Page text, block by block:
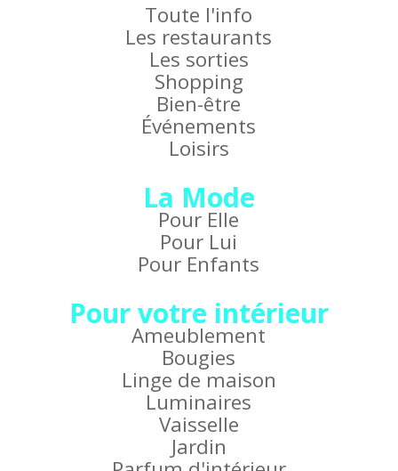
Toute l'info
Les restaurants
Les sorties
Shopping
Bien-être
Événements
Loisirs
La Mode
Pour Elle
Pour Lui
Pour Enfants
Pour votre intérieur
Ameublement
Bougies
Linge de maison
Luminaires
Vaisselle
Jardin